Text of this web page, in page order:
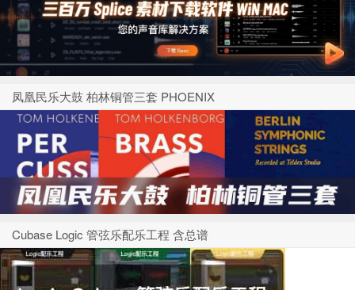
凤凰民乐大鼓 柏林铜管三套 PHOENIX
Cubase Logic 管弦乐配乐工程 含总谱